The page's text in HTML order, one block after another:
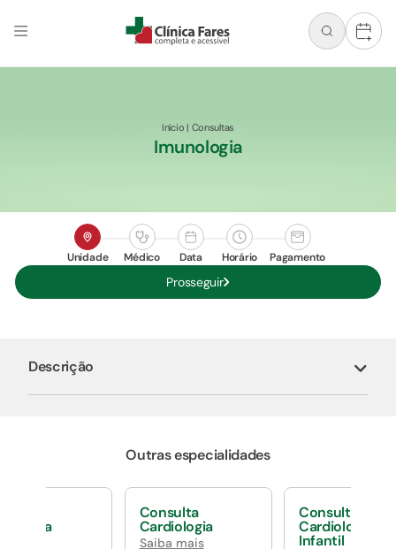
+
Início | Consultas
Imunologia
Unidade Médico Data Horário Pagamento
Prosseguir
Descrição
Outras especialidades
Consulta
Cardiologia
Saiba mais
Consulta
Cardiologia
Infantil